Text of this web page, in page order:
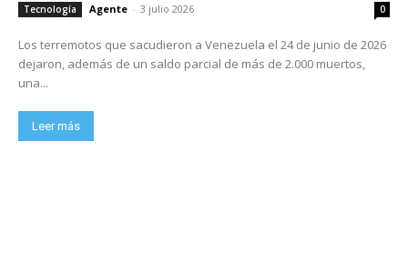
Tecnología Agente - 3 julio 2026 0
Los terremotos que sacudieron a Venezuela el 24 de junio de 2026
dejaron, además de un saldo parcial de más de 2.000 muertos,
una...
Leer más